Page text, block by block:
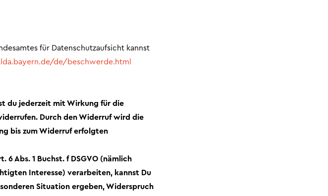
für Datenschutzaufsicht kannst
de/beschwerde.html
du jederzeit mit Wirkung für die
Durch den Widerruf wird die
bis zum Widerruf erfolgten
6 Abs. 1 Buchst. f DSGVO (nämlich
Interesse) verarbeiten, kannst Du
Situation ergeben, Widerspruch